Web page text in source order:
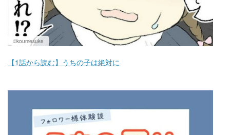
©koumesuke
【1話から読む】うちの子は絶対に